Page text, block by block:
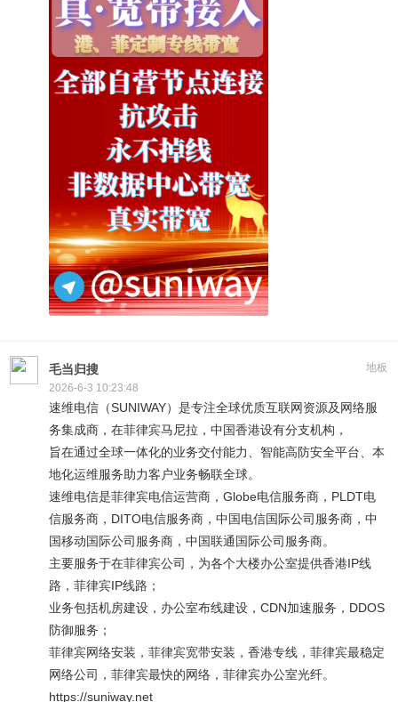
地板
毛当归搜
2026-6-3 10:23:48
速维电信（SUNIWAY）是专注全球优质互联网资源及网络服
务集成商，在菲律宾马尼拉，中国香港设有分支机构，
旨在通过全球一体化的业务交付能力、智能高防安全平台、本
地化运维服务助力客户业务畅联全球。
速维电信是菲律宾电信运营商，Globe电信服务商，PLDT电
信服务商，DITO电信服务商，中国电信国际公司服务商，中
国移动国际公司服务商，中国联通国际公司服务商。
主要服务于在菲律宾公司，为各个大楼办公室提供香港IP线
路，菲律宾IP线路；
业务包括机房建设，办公室布线建设，CDN加速服务，DDOS
防御服务；
菲律宾网络安装，菲律宾宽带安装，香港专线，菲律宾最稳定
网络公司，菲律宾最快的网络，菲律宾办公室光纤。
https://suniway.net